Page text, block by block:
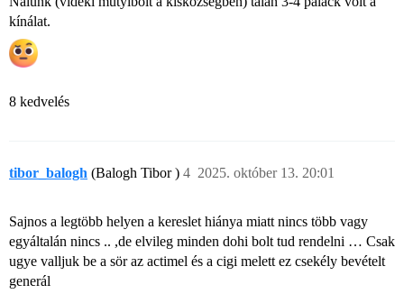
kínálat.
8 kedvelés
tibor_balogh (Balogh Tibor ) 2025. október 13. 20:01
4
Sajnos a legtöbb helyen a kereslet hiánya miatt nincs több vagy
egyáltalán nincs .. ,de elvileg minden dohi bolt tud rendelni … Csak
ugye valljuk be a sör az actimel és a cigi melett ez csekély bevételt
generál